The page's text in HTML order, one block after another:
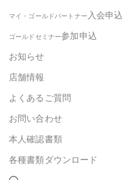
マイ・ゴールドパートナー 入会申込
ゴールドセミナー参加申込
お知らせ
店舗情報
よくあるご質問
お問い合わせ
本人確認書類
各種書類ダウンロード